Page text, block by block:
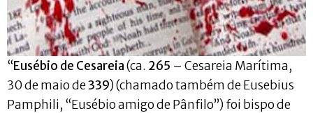
“Eusébio de Cesareia(ca. 265 – Cesareia Marítima,
30 de maio de339) (chamado também de Eusebius
Pamphili, “Eusébio amigo de Pânfilo”) foi bispo de